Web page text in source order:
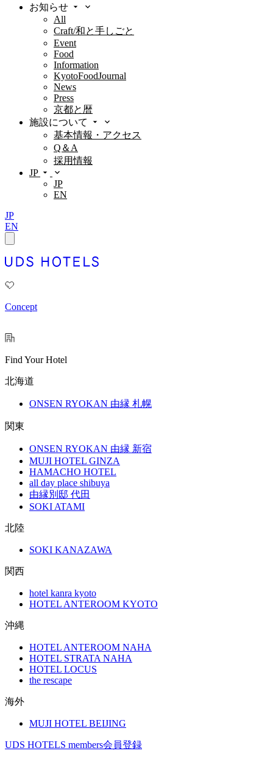
お知らせ
All
Craft/和と手しごと
Event
Food
Information
KyotoFoodJournal
News
Press
京都と暦
施設について
基本情報・アクセス
Q＆A
採用情報
JP
JP
EN
JP
EN
Concept
Find Your Hotel
北海道
ONSEN RYOKAN 由縁 札幌
関東
ONSEN RYOKAN 由縁 新宿
MUJI HOTEL GINZA
HAMACHO HOTEL
all day place shibuya
由縁別邸 代田
SOKI ATAMI
北陸
SOKI KANAZAWA
関西
hotel kanra kyoto
HOTEL ANTEROOM KYOTO
沖縄
HOTEL ANTEROOM NAHA
HOTEL STRATA NAHA
HOTEL LOCUS
the rescape
海外
MUJI HOTEL BEIJING
UDS HOTELS members会員登録